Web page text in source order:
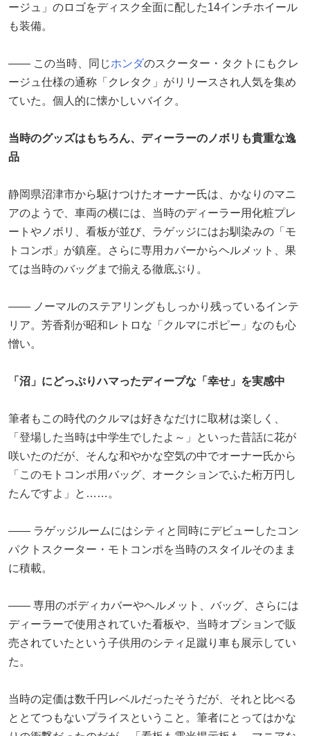
ージュ」のロゴをディスク全面に配した14インチホイール
も装備。
―― この当時、同じホンダのスクーター・タクトにもクレ
ージュ仕様の通称「クレタク」がリリースされ人気を集め
ていた。個人的に懐かしいバイク。
当時のグッズはもちろん、ディーラーのノボリも貴重な逸
品
静岡県沼津市から駆けつけたオーナー氏は、かなりのマニ
アのようで、車両の横には、当時のディーラー用化粧プレ
ートやノボリ、看板が並び、ラゲッジにはお馴染みの「モ
トコンポ」が鎮座。さらに専用カバーからヘルメット、果
ては当時のバッグまで揃える徹底ぶり。
―― ノーマルのステアリングもしっかり残っているインテ
リア。芳香剤が昭和レトロな「クルマにポピー」なのも心
憎い。
「沼」にどっぷりハマったディープな「幸せ」を実感中
筆者もこの時代のクルマは好きなだけに取材は楽しく、
「登場した当時は中学生でしたよ～」といった昔話に花が
咲いたのだが、そんな和やかな空気の中でオーナー氏から
「このモトコンポ用バッグ、オークションでふた桁万円し
たんですよ」と……。
―― ラゲッジルームにはシティと同時にデビューしたコン
パクトスクーター・モトコンポを当時のスタイルそのまま
に積載。
―― 専用のボディカバーやヘルメット、バッグ、さらには
ディーラーで使用されていた看板や、当時オプションで販
売されていたという子供用のシティ足蹴り車も展示してい
た。
当時の定価は数千円レベルだったそうだが、それと比べる
ととてつもないプライスということ。筆者にとってはかな